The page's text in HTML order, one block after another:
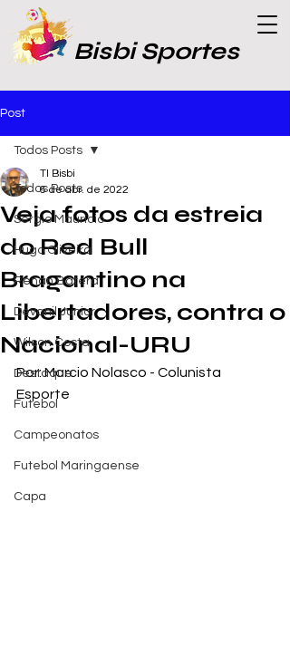
Bisbi Sportes
Post
Todos Posts
Sergio Maurício
Hugo Oliveira
Renan Batera
Devanil Junior
Wilson Costa
Destaque
Futebol
Campeonatos
Futebol Maringaense
Capa
Todos Posts
Veja fotos da estreia
do Red Bull
Bragantino na
Libertadores, contra o
Nacional-URU
TI Bisbi
6 de abr. de 2022
Por: Marcio Nolasco - Colunista
Esporte